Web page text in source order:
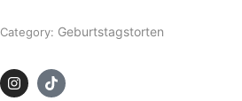
Category: Geburtstagstorten